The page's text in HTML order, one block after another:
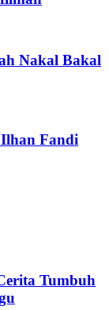
Nakal Bakal
Fandi
Tumbuh